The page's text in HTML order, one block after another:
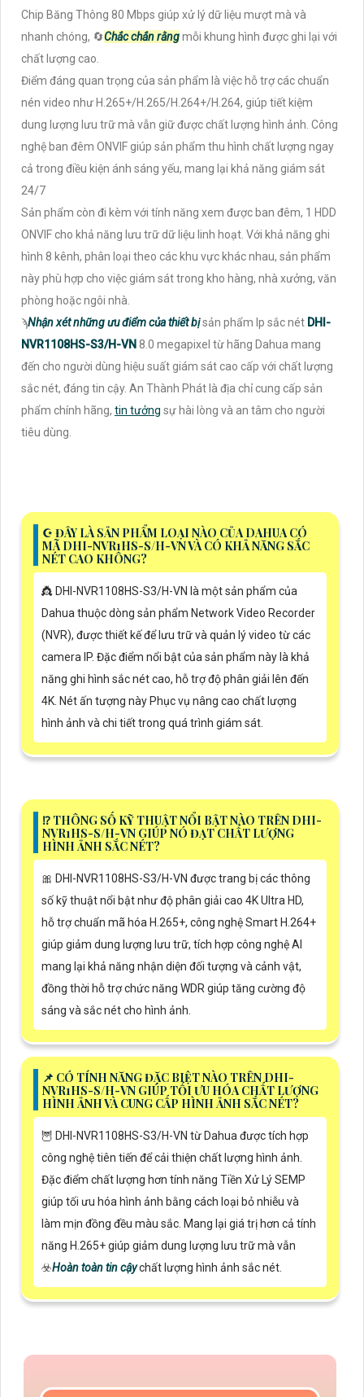
Chip Băng Thông 80 Mbps giúp xử lý dữ liệu mượt mà và
nhanh chóng, 🔄Chắc chắn rằngmỗi khung hình được ghi lại với
chất lượng cao.
Điểm đáng quan trọng của sản phẩm là việc hỗ trợ các chuẩn
nén video như H.265+/H.265/H.264+/H.264, giúp tiết kiệm
dung lượng lưu trữ mà vẫn giữ được chất lượng hình ảnh. Công
nghệ ban đêm ONVIF giúp sản phẩm thu hình chất lượng ngay
cả trong điều kiện ánh sáng yếu, mang lại khả năng giám sát
24/7
Sản phẩm còn đi kèm với tính năng xem được ban đêm, 1 HDD
ONVIF cho khả năng lưu trữ dữ liệu linh hoạt. Với khả năng ghi
hình 8 kênh, phân loại theo các khu vực khác nhau, sản phẩm
này phù hợp cho việc giám sát trong kho hàng, nhà xưởng, văn
phòng hoặc ngôi nhà.
ϡNhận xét những ưu điểm của thiết bịsản phẩm Ip sắc nét DHI-
NVR1108HS-S3/H-VN 8.0 megapixel từ hãng Dahua mang
đến cho người dùng hiệu suất giám sát cao cấp với chất lượng
sắc nét, đáng tin cậy. An Thành Phát là địa chỉ cung cấp sản
phẩm chính hãng, tin tưởng sự hài lòng và an tâm cho người
tiêu dùng.
☪ ĐÂY LÀ SẢN PHẨM LOẠI NÀO CỦA DAHUA CÓ
MÃ DHI-NVR1HS-S/H-VN VÀ CÓ KHẢ NĂNG SẮC
NÉT CAO KHÔNG?
👸 DHI-NVR1108HS-S3/H-VN là một sản phẩm của
Dahua thuộc dòng sản phẩm Network Video Recorder
(NVR), được thiết kế để lưu trữ và quản lý video từ các
camera IP. Đặc điểm nổi bật của sản phẩm này là khả
năng ghi hình sắc nét cao, hỗ trợ độ phân giải lên đến
4K. Nét ấn tượng này Phục vụ nâng cao chất lượng
hình ảnh và chi tiết trong quá trình giám sát.
⁉️ THÔNG SỐ KỸ THUẬT NỔI BẬT NÀO TRÊN DHI-
NVR1HS-S/H-VN GIÚP NÓ ĐẠT CHẤT LƯỢNG
HÌNH ẢNH SẮC NÉT?
🎀 DHI-NVR1108HS-S3/H-VN được trang bị các thông
số kỹ thuật nổi bật như độ phân giải cao 4K Ultra HD,
hỗ trợ chuẩn mã hóa H.265+, công nghệ Smart H.264+
giúp giảm dung lượng lưu trữ, tích hợp công nghệ AI
mang lại khả năng nhận diện đối tượng và cảnh vật,
đồng thời hỗ trợ chức năng WDR giúp tăng cường độ
sáng và sắc nét cho hình ảnh.
📌 CÓ TÍNH NĂNG ĐẶC BIỆT NÀO TRÊN DHI-
NVR1HS-S/H-VN GIÚP TỐI ƯU HÓA CHẤT LƯỢNG
HÌNH ẢNH VÀ CUNG CẤP HÌNH ẢNH SẮC NÉT?
🦉 DHI-NVR1108HS-S3/H-VN từ Dahua được tích hợp
công nghệ tiên tiến để cải thiện chất lượng hình ảnh.
Đặc điểm chất lượng hơn tính năng Tiền Xử Lý SEMP
giúp tối ưu hóa hình ảnh bằng cách loại bỏ nhiễu và
làm mịn đồng đều màu sắc. Mang lại giá trị hơn cả tính
năng H.265+ giúp giảm dung lượng lưu trữ mà vẫn
☣️Hoàn toàn tin cậychất lượng hình ảnh sắc nét.